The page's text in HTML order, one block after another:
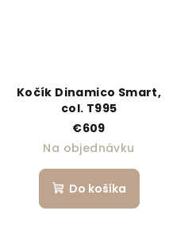
Kočík Dinamico Smart,
col. T995
€609
Na objednávku
Do košíka